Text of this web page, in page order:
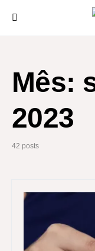
Mês:
2023
42 posts